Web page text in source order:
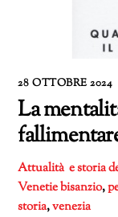
28 OTTOBRE 2024
La
Attualità e storia
Venetiebisanzio,
storia,venezia